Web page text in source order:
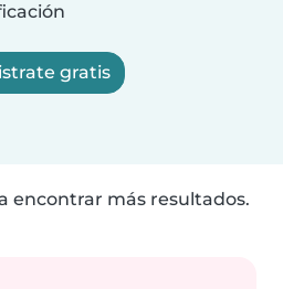
gratis
encontrar más resultados.